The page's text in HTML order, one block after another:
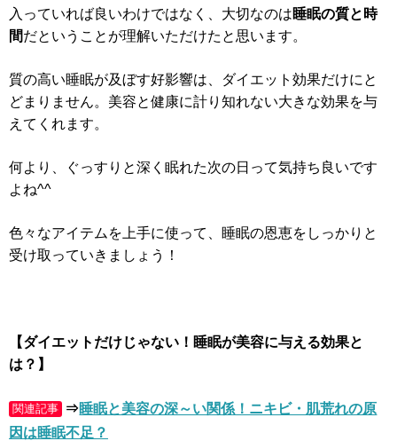
入っていれば良いわけではなく、大切なのは睡眠の質と時
間だということが理解いただけたと思います。
質の高い睡眠が及ぼす好影響は、ダイエット効果だけにと
どまりません。美容と健康に計り知れない大きな効果を与
えてくれます。
何より、ぐっすりと深く眠れた次の日って気持ち良いです
よね^^
色々なアイテムを上手に使って、睡眠の恩恵をしっかりと
受け取っていきましょう！
【ダイエットだけじゃない！睡眠が美容に与える効果と
は？】
関連記事 ⇒睡眠と美容の深～い関係！ニキビ・肌荒れの原
因は睡眠不足？